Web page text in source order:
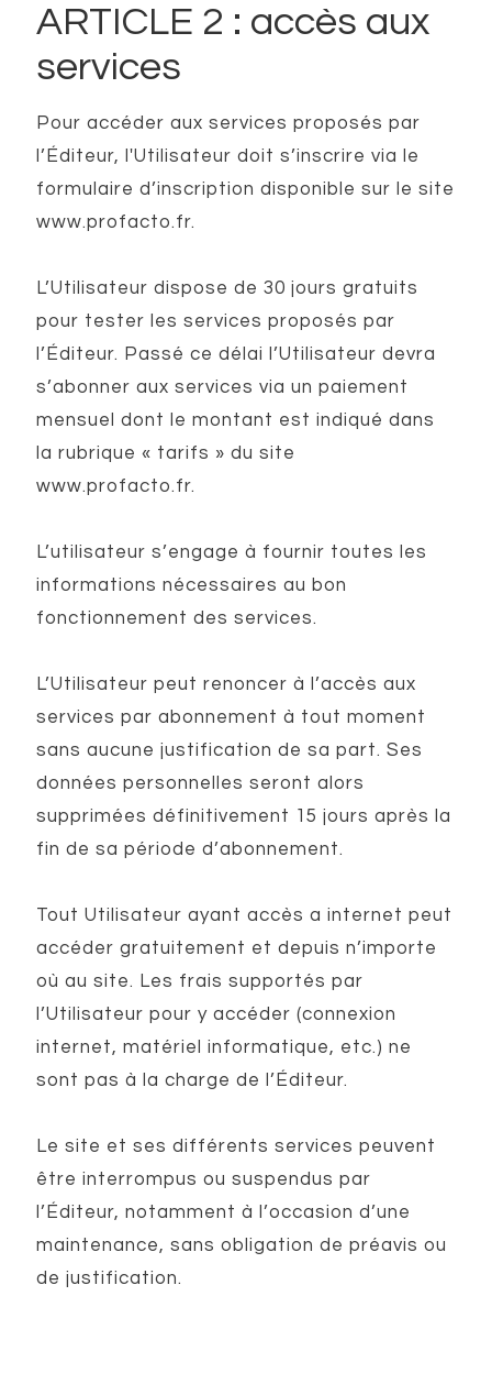
ARTICLE 2 : accès aux
services
Pour accéder aux services proposés par
l’Éditeur, l'Utilisateur doit s’inscrire via le
formulaire d’inscription disponible sur le site
www.profacto.fr.
L’Utilisateur dispose de 30 jours gratuits
pour tester les services proposés par
l’Éditeur. Passé ce délai l’Utilisateur devra
s’abonner aux services via un paiement
mensuel dont le montant est indiqué dans
la rubrique « tarifs » du site
www.profacto.fr.
L’utilisateur s’engage à fournir toutes les
informations nécessaires au bon
fonctionnement des services.
L’Utilisateur peut renoncer à l’accès aux
services par abonnement à tout moment
sans aucune justification de sa part. Ses
données personnelles seront alors
supprimées définitivement 15 jours après la
fin de sa période d’abonnement.
Tout Utilisateur ayant accès a internet peut
accéder gratuitement et depuis n’importe
où au site. Les frais supportés par
l’Utilisateur pour y accéder (connexion
internet, matériel informatique, etc.) ne
sont pas à la charge de l’Éditeur.
Le site et ses différents services peuvent
être interrompus ou suspendus par
l’Éditeur, notamment à l’occasion d’une
maintenance, sans obligation de préavis ou
de justification.